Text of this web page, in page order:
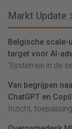
Markt Update
Belgische scale-
target voor AI-
'Systemen in de
Van begrijpen
ChatGPT en
Inzicht,